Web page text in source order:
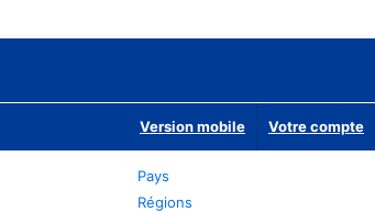
Version mobile Votre compte
Pays
Régions